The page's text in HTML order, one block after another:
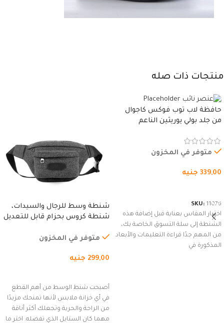
منتجات ذات صله
حافظة لاب توب فوكس كاجوال
من جلد بولي يوريثين الناعم
وسوستة.
متوفر في المخزون
339,00 جنيه
SKU: 11076
اختيار المقاس بعناية قبل إضافة هذه
الشنطة إلى سلة التسوق الخاصة بك،
من المهم جدًا قراءة التعليمات والأبعاد
المذكورة في
شنطة وسط للرجال والسيدات،
شنطة كروس بحزام قابل للتعديل
السفر، الجري العادي، المشي
(رمادي)
متوفر في المخزون
299,00 جنيه
أصبحت شنط الوسط من أهم القطع
في أي خزانة ملابس لأنها تمنحك مزيدًا
من الراحة والحرية وتجعلك أكثر أناقة
مهما كان الستايل الذي تفضله. اختر ما